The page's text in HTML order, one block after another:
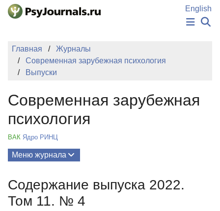
Перейти к основному содержанию
English
НОВОСТИ
ИЗДАНИЯ
АВТОРЫ
КЛЮЧЕВЫЕ СЛОВА
Регистрация
Главная
Журналы
Современная зарубежная психология
Выпуски
Современная зарубежная
психология
ВАК Ядро РИНЦ
Меню журнала
О Журнале
Содержание выпуска 2022.
Том 11. № 4